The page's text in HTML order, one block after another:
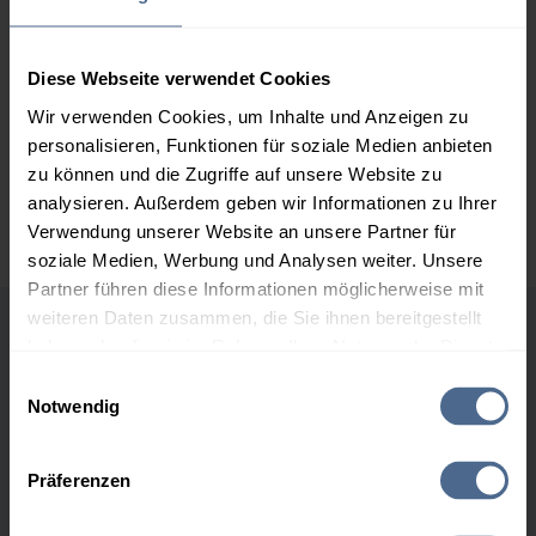
Diese Webseite verwendet Cookies
Wir verwenden Cookies, um Inhalte und Anzeigen zu
personalisieren, Funktionen für soziale Medien anbieten
zu können und die Zugriffe auf unsere Website zu
analysieren. Außerdem geben wir Informationen zu Ihrer
Verwendung unserer Website an unsere Partner für
soziale Medien, Werbung und Analysen weiter. Unsere
Partner führen diese Informationen möglicherweise mit
weiteren Daten zusammen, die Sie ihnen bereitgestellt
Notwendig
Präferenzen
5.000 Liter
152,41 €
152,41 €
0,00 €
Preise für Heizöl in Standardqualität nach Ö-Norm C 1109 in € / 100
Liter inkl. MwSt. und Lieferung bei einer Lieferstelle.
Heizölpreis-Höchstwerte